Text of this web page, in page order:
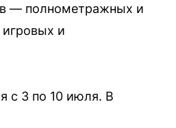
— полнометражных и
и
с 3 по 10 июля. В